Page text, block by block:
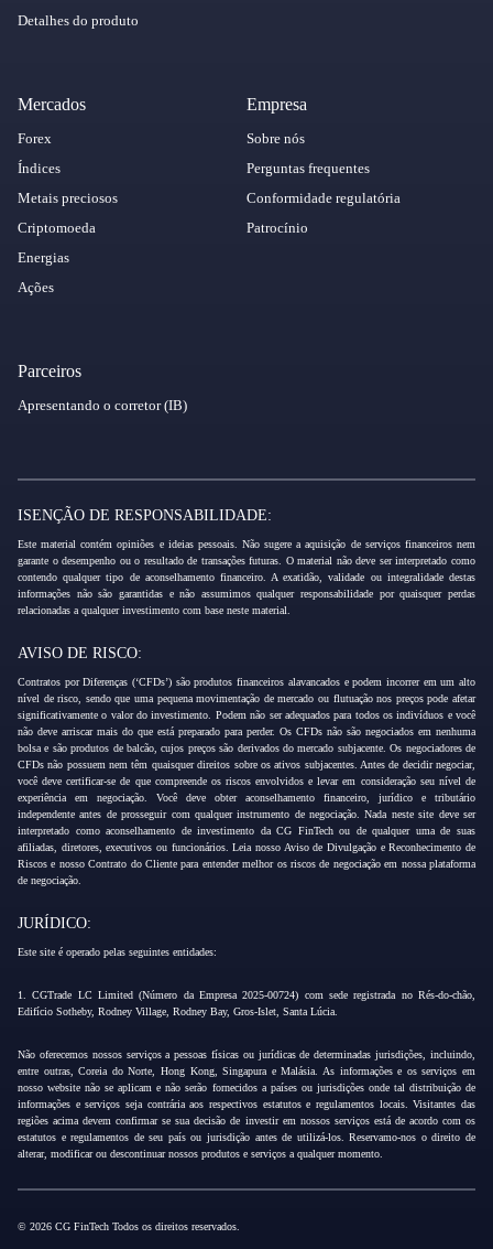
Detalhes do produto
Mercados
Forex
Índices
Metais preciosos
Criptomoeda
Energias
Ações
Empresa
Sobre nós
Perguntas frequentes
Conformidade regulatória
Patrocínio
Parceiros
Apresentando o corretor (IB)
ISENÇÃO DE RESPONSABILIDADE:
Este material contém opiniões e ideias pessoais. Não sugere a aquisição de serviços financeiros nem
garante o desempenho ou o resultado de transações futuras. O material não deve ser interpretado como
contendo qualquer tipo de aconselhamento financeiro. A exatidão, validade ou integralidade destas
informações não são garantidas e não assumimos qualquer responsabilidade por quaisquer perdas
relacionadas a qualquer investimento com base neste material.
AVISO DE RISCO:
Contratos por Diferenças (‘CFDs’) são produtos financeiros alavancados e podem incorrer em um alto
nível de risco, sendo que uma pequena movimentação de mercado ou flutuação nos preços pode afetar
significativamente o valor do investimento. Podem não ser adequados para todos os indivíduos e você
não deve arriscar mais do que está preparado para perder. Os CFDs não são negociados em nenhuma
bolsa e são produtos de balcão, cujos preços são derivados do mercado subjacente. Os negociadores de
CFDs não possuem nem têm quaisquer direitos sobre os ativos subjacentes. Antes de decidir negociar,
você deve certificar-se de que compreende os riscos envolvidos e levar em consideração seu nível de
experiência em negociação. Você deve obter aconselhamento financeiro, jurídico e tributário
independente antes de prosseguir com qualquer instrumento de negociação. Nada neste site deve ser
interpretado como aconselhamento de investimento da CG FinTech ou de qualquer uma de suas
afiliadas, diretores, executivos ou funcionários. Leia nosso Aviso de Divulgação e Reconhecimento de
Riscos e nosso Contrato do Cliente para entender melhor os riscos de negociação em nossa plataforma
de negociação.
JURÍDICO:
Este site é operado pelas seguintes entidades:
1. CGTrade LC Limited (Número da Empresa 2025-00724) com sede registrada no Rés-do-chão,
Edifício Sotheby, Rodney Village, Rodney Bay, Gros-Islet, Santa Lúcia.
Não oferecemos nossos serviços a pessoas físicas ou jurídicas de determinadas jurisdições, incluindo,
entre outras, Coreia do Norte, Hong Kong, Singapura e Malásia. As informações e os serviços em
nosso website não se aplicam e não serão fornecidos a países ou jurisdições onde tal distribuição de
informações e serviços seja contrária aos respectivos estatutos e regulamentos locais. Visitantes das
regiões acima devem confirmar se sua decisão de investir em nossos serviços está de acordo com os
estatutos e regulamentos de seu país ou jurisdição antes de utilizá-los. Reservamo-nos o direito de
alterar, modificar ou descontinuar nossos produtos e serviços a qualquer momento.
© 2026 CG FinTech Todos os direitos reservados.